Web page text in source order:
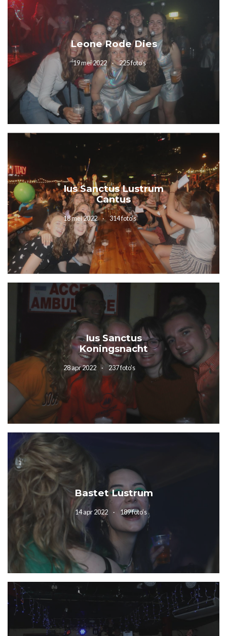
Leone Rode Dies
19 mei 2022 225 foto’s
Ius Sanctus Lustrum
Cantus
18 mei 2022 314 foto’s
Ius Sanctus
Koningsnacht
28 apr 2022 237 foto’s
Bastet Lustrum
14 apr 2022 189 foto’s